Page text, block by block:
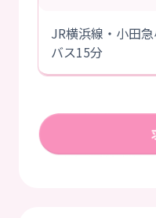
JR横浜線・小田
バス15分